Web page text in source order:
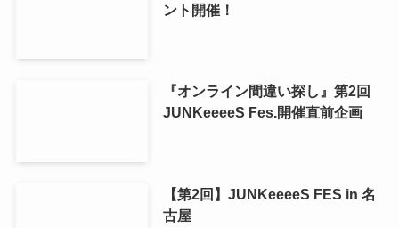
ント開催！
『オンライン間違い探し』第2回
JUNKeeeeS Fes.開催直前企画
【第2回】JUNKeeeeS FES in 名
古屋